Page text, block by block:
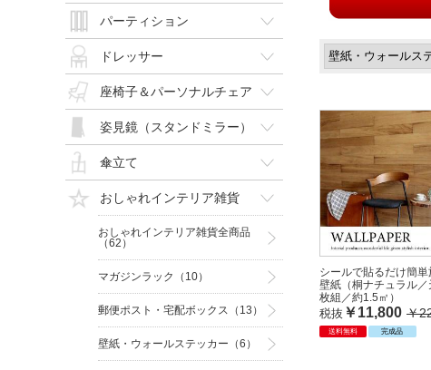
シールで貼るだけ簡
壁紙（桐ナチュラル
枚組／約1.5㎡）
税抜 ￥11,800 ￥
送料無料 完成品
パーティション
ドレッサー
座椅子＆パーソナルチェア
姿見鏡（スタンドミラー）
傘立て
おしゃれインテリア雑貨
おしゃれインテリア雑貨全商品
（62）
マガジンラック（10）
郵便ポスト・宅配ボックス（13）
壁紙・ウォールステッカー（6）